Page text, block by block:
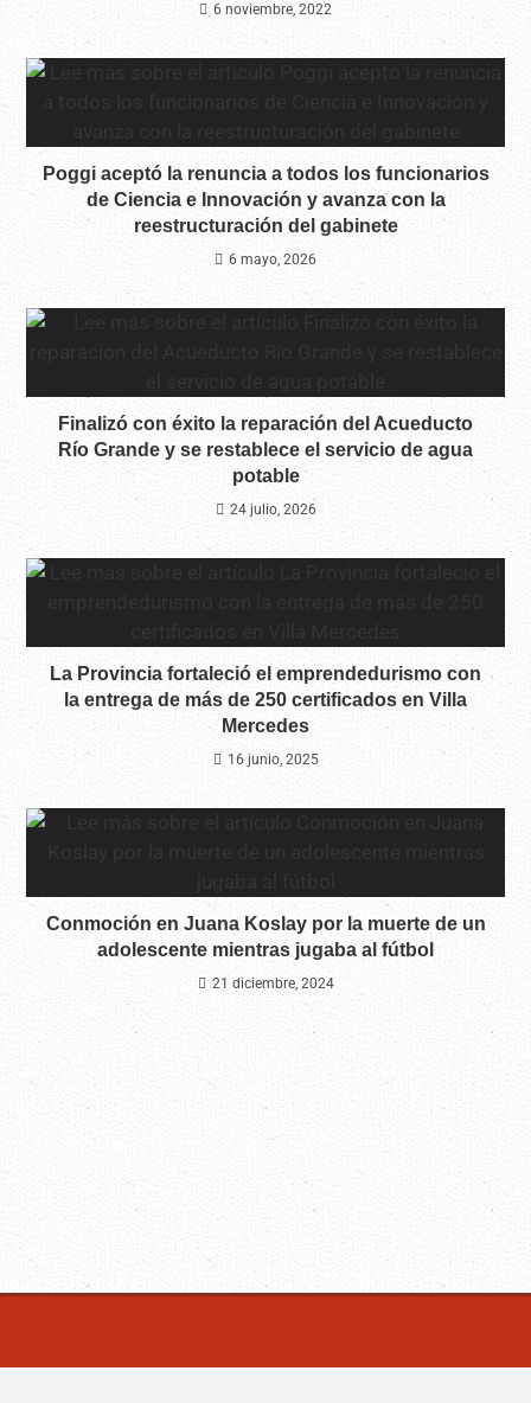
6 noviembre, 2022
Poggi aceptó la renuncia a todos los funcionarios
de Ciencia e Innovación y avanza con la
reestructuración del gabinete
6 mayo, 2026
Finalizó con éxito la reparación del Acueducto
Río Grande y se restablece el servicio de agua
potable
24 julio, 2026
La Provincia fortaleció el emprendedurismo con
la entrega de más de 250 certificados en Villa
Mercedes
16 junio, 2025
Conmoción en Juana Koslay por la muerte de un
adolescente mientras jugaba al fútbol
21 diciembre, 2024